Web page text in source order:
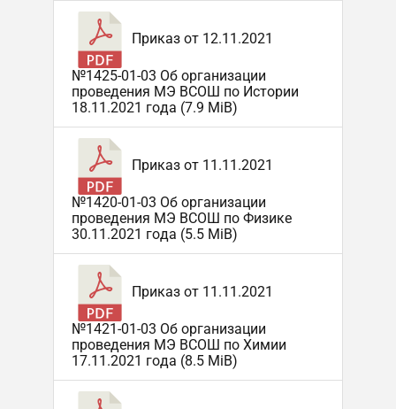
Приказ от 12.11.2021
№1425-01-03 Об организации
проведения МЭ ВСОШ по Истории
18.11.2021 года (7.9 MiB)
Приказ от 11.11.2021
№1420-01-03 Об организации
проведения МЭ ВСОШ по Физике
30.11.2021 года (5.5 MiB)
Приказ от 11.11.2021
№1421-01-03 Об организации
проведения МЭ ВСОШ по Химии
17.11.2021 года (8.5 MiB)